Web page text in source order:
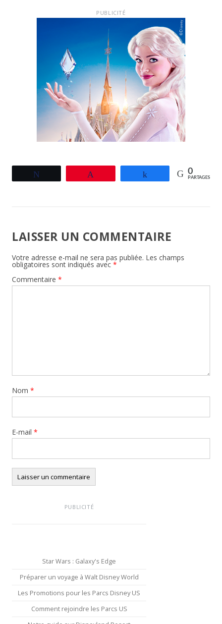
PUBLICITÉ
Partagez 0
PARTAGES
LAISSER UN COMMENTAIRE
Votre adresse e-mail ne sera pas publiée. Les champs
obligatoires sont indiqués avec *
Commentaire *
Nom *
E-mail *
PUBLICITÉ
Star Wars : Galaxy's Edge
Préparer un voyage à Walt Disney World
Les Promotions pour les Parcs Disney US
Comment rejoindre les Parcs US